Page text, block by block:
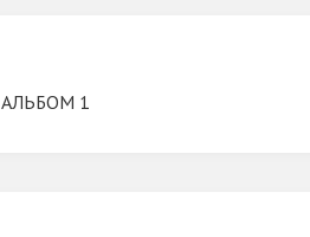
АЛЬБОМ 1